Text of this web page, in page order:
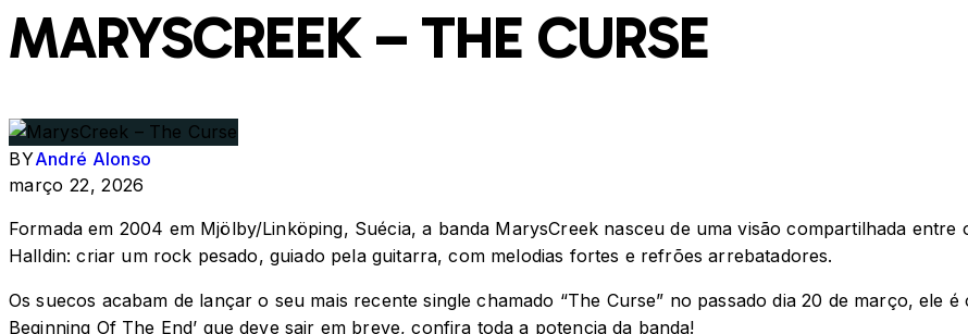
MARYSCREEK – THE CURSE
BYAndré Alonso
março 22, 2026
Formada em 2004 em Mjölby/Linköping, Suécia, a banda MarysCreek nasceu de uma visão compartilhada
Halldin: criar um rock pesado, guiado pela guitarra, com melodias fortes e refrões arrebatadores.
Os suecos acabam de lançar o seu mais recente single chamado “The Curse” no passado dia 20 de março, ele
Beginning Of The End’ que deve sair em breve, confira toda a potencia da banda!